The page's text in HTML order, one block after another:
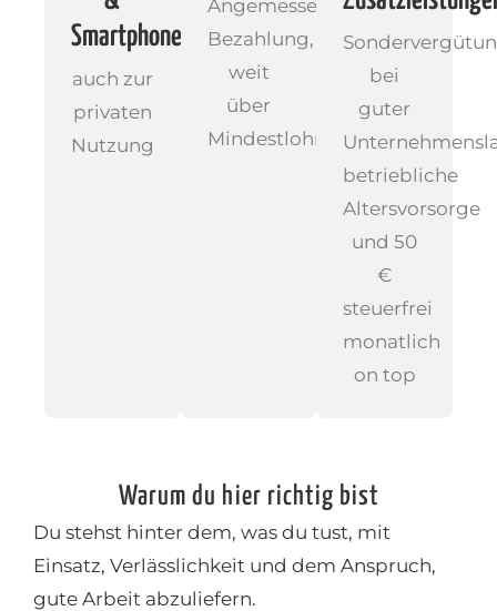
Smartphone
auch zur
privaten
Nutzung
Angemessene
Bezahlung,
weit
über
Mindestlohn
bei
guter
betriebliche
Altersvorsorge
und 50
€
steuerfrei
monatlich
on top
Warum du hier richtig bist
Du stehst hinter dem, was du tust, mit
Einsatz, Verlässlichkeit und dem Anspruch,
gute Arbeit abzuliefern.